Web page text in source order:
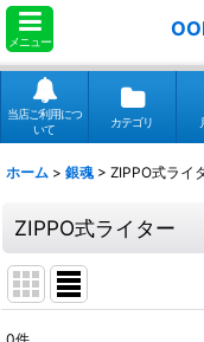
メニュー
当店ご利用につ
いて
カテゴリ
ホーム > 銀魂 > ZIPPO式ライ
ZIPPO式ライター